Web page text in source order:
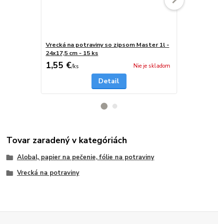
Vrecká na potraviny so zipsom Master 1l -
24x17,5 cm - 15 ks
1,55 €/ks Nie je skladom
Detail
Tovar zaradený v kategóriách
Alobal, papier na pečenie, fólie na potraviny
Vrecká na potraviny